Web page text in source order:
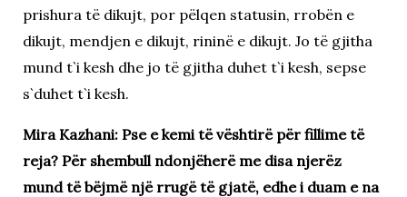
prishura të dikujt, por pëlqen statusin, rrobën e
dikujt, mendjen e dikujt, rininë e dikujt. Jo të gjitha
mund t`i kesh dhe jo të gjitha duhet t`i kesh, sepse
s`duhet t`i kesh.
Mira Kazhani: Pse e kemi të vështirë për fillime të
reja? Për shembull ndonjëherë me disa njerëz
mund të bëjmë një rrugë të gjatë, edhe i duam e na